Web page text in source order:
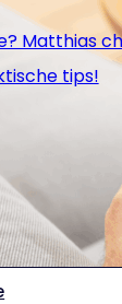
Matthias
tips!